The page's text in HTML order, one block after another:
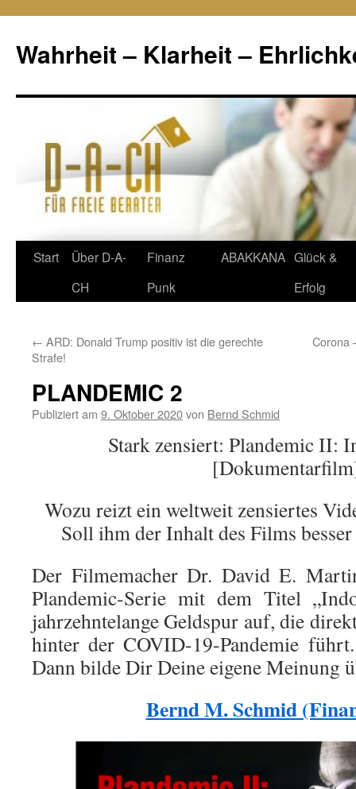
Wahrheit – Klarheit –
Zum
Start
Über D-A-
CH
Finanz
Punk
ABAKKANA Glück &
Erfolg
← ARD: Donald Trump positiv ist die gerechte
Strafe!
Corona
PLANDEMIC 2
Publiziert am 9. Oktober 2020von Bernd Schmid
Stark zensiert: Plandemic II:
Wozu reizt ein weltweit zensiertes
Soll ihm der Inhalt des Films
Der Filmemacher Dr. David E.
Plandemic-Serie mit dem Titel
jahrzehntelange Geldspur auf, die
hinter der COVID-19-Pandemie
Dann bilde Dir Deine eigene Meinung
Bernd M. Schmid